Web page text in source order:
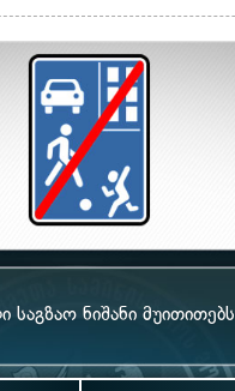
საგზაო ნიშანი